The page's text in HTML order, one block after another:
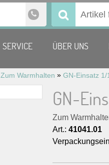
Suchen
SERVICE ÜBER UNS
Zum Warmhalten » GN-Einsatz
GN-
Zum
Art.: 41041.01